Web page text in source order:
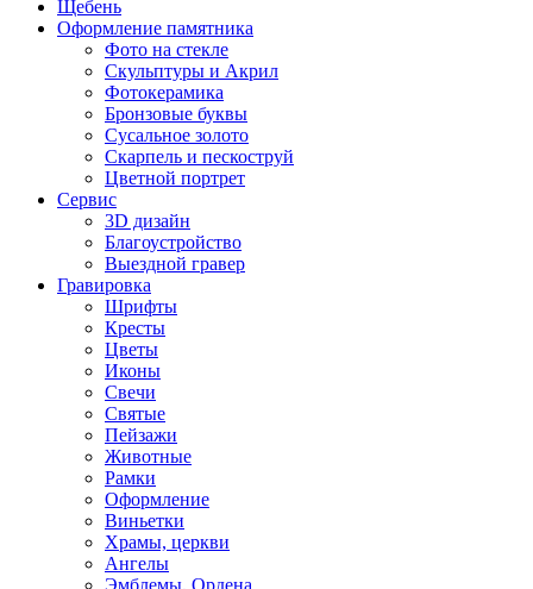
Щебень
Оформление памятника
Фото на стекле
Скульптуры и Акрил
Фотокерамика
Бронзовые буквы
Сусальное золото
Скарпель и пескоструй
Цветной портрет
Сервис
3D дизайн
Благоустройство
Выездной гравер
Гравировка
Шрифты
Кресты
Цветы
Иконы
Свечи
Святые
Пейзажи
Животные
Рамки
Оформление
Виньетки
Храмы, церкви
Ангелы